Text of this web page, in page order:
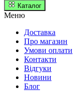
Каталог
Меню
Доставка
Про магазин
Умови оплати
Контакти
Відгуки
Новини
Блог